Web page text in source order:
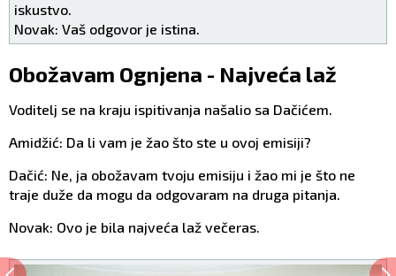
iskustvo.
Novak: Vaš odgovor je istina.
Obožavam Ognjena - Najveća laž
Voditelj se na kraju ispitivanja našalio sa Dačićem.
Amidžić: Da li vam je žao što ste u ovoj emisiji?
Dačić: Ne, ja obožavam tvoju emisiju i žao mi je što ne
traje duže da mogu da odgovaram na druga pitanja.
Novak: Ovo je bila najveća laž večeras.